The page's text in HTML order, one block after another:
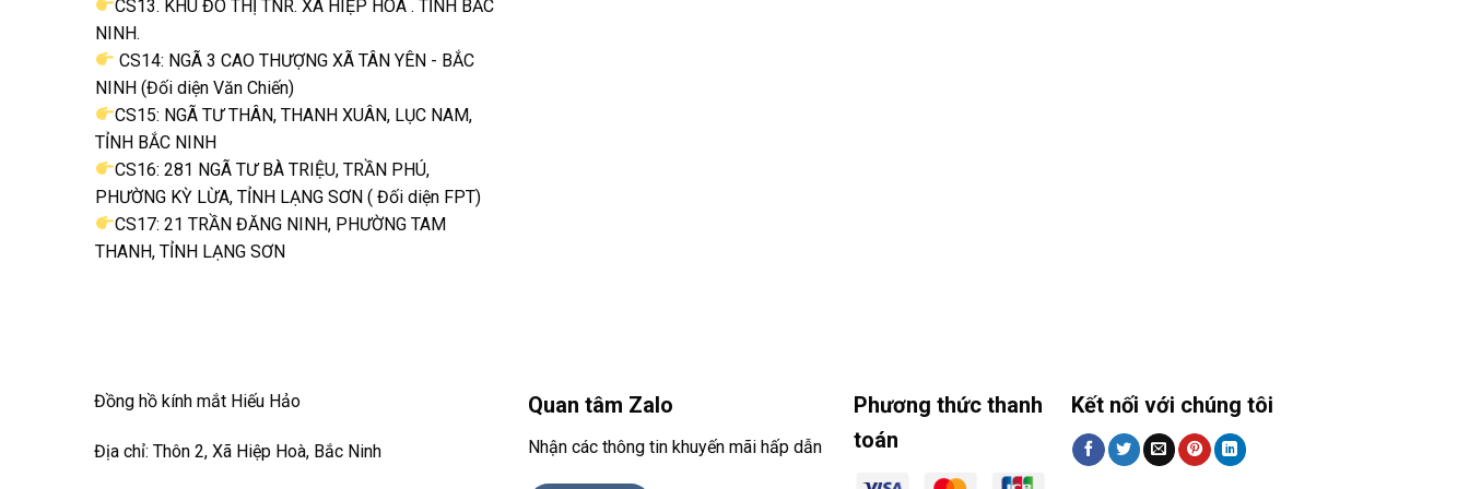
CS13. KHU ĐÔ THỊ TNR. XÃ HIỆP HÒA . TỈNH BẮC
NINH.
CS14: NGÃ 3 CAO THƯỢNG XÃ TÂN YÊN - BẮC
NINH (Đối diện Văn Chiến)
CS15: NGÃ TƯ THÂN, THANH XUÂN, LỤC NAM,
TỈNH BẮC NINH
CS16: 281 NGÃ TƯ BÀ TRIỆU, TRẦN PHÚ,
PHƯỜNG KỲ LỪA, TỈNH LẠNG SƠN ( Đối diện FPT)
CS17: 21 TRẦN ĐĂNG NINH, PHƯỜNG TAM
THANH, TỈNH LẠNG SƠN
Đồng hồ kính mắt Hiếu Hảo
Địa chỉ: Thôn 2, Xã Hiệp Hoà, Bắc Ninh
Quan tâm Zalo
Nhận các thông tin khuyến mãi hấp dẫn
Phương thức thanh
toán
Kết nối với chúng tôi